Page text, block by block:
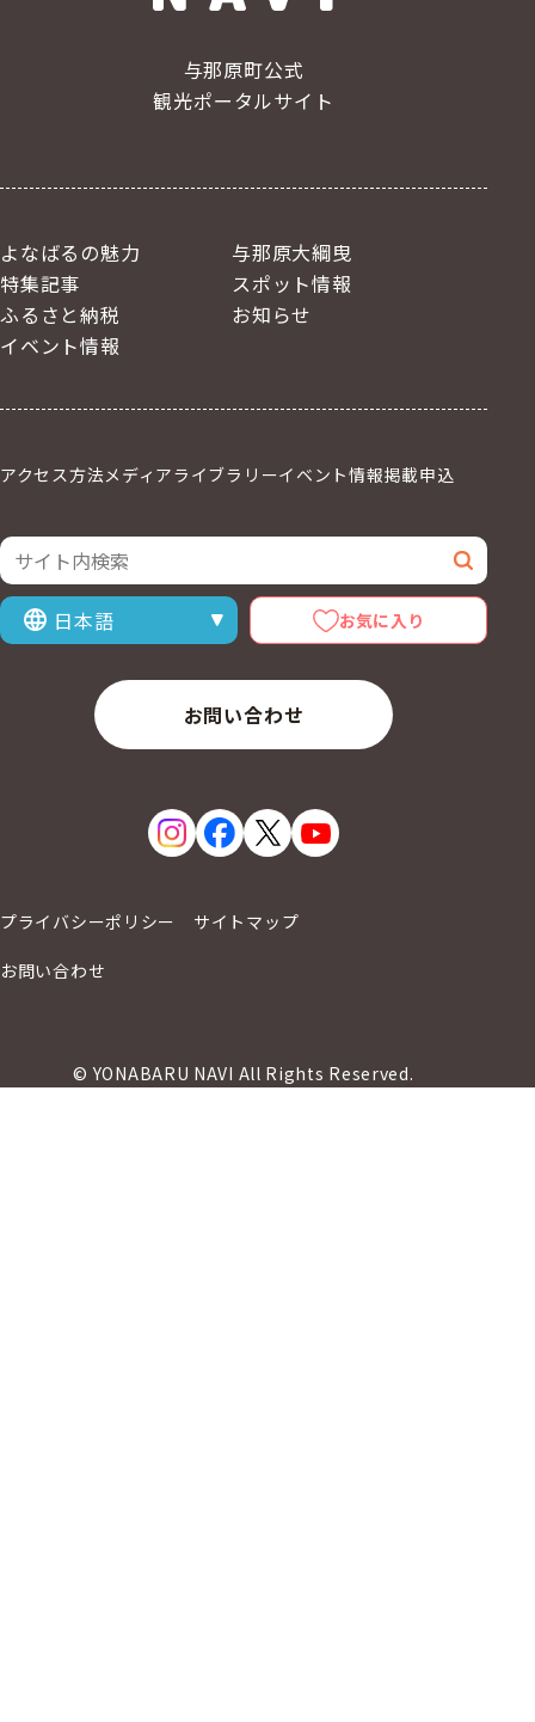
与那原町公式
観光ポータルサイト
よなばるの魅力
与那原大綱曳
特集記事
スポット情報
ふるさと納税
お知らせ
イベント情報
アクセス方法メディアライブラリーイベント情報掲載申込
サイト内検索
検索
表示言語を選択 お気に入り
お問い合わせ
プライバシーポリシー サイトマップ
お問い合わせ
© YONABARU NAVI All Rights Reserved.